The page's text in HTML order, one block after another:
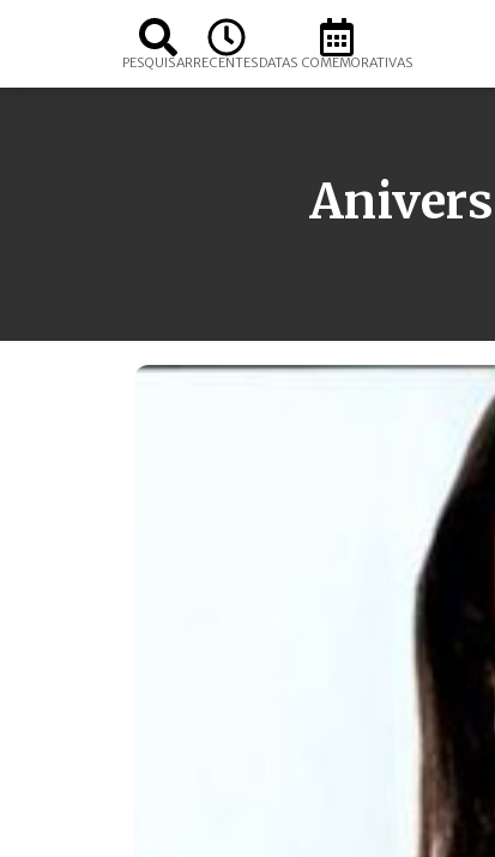
PESQUISARRECENTESDATAS COMEMORATIVAS